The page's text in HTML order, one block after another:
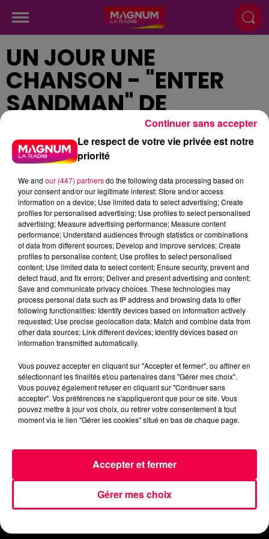
UN JOUR UNE
CHANSON - "ENTER
SANDMAN" DE
podcasts/2024/06/Un-jour-une-chanson-du-
mercredi-05-juin.mp3
ACCUEIL INFOS
EMISSIONS
AGENDA
JEUX
PODCASTS
CINÉMA
DIRECT VIDÉO
MAGNUM 80
NOUS CONTACTER
Le respect de votre vie privée est notre
priorité
We and our (447) partnersdo the following data processing based on
your consent and/or our legitimate interest: Store and/or access
information on a device; Use limited data to select advertising; Create
profiles for personalised advertising; Use profiles to select personalised
advertising; Measure advertising performance; Measure content
performance; Understand audiences through statistics or combinations
of data from different sources; Develop and improve services; Create
profiles to personalise content; Use profiles to select personalised
content; Use limited data to select content; Ensure security, prevent and
detect fraud, and fix errors; Deliver and present advertising and content;
Save and communicate privacy choices. These technologies may
process personal data such as IP address and browsing data to offer
following functionalities: Identify devices based on information actively
requested; Use precise geolocation data; Match and combine data from
other data sources; Link different devices; Identify devices based on
information transmitted automatically.
Vous pouvez accepter en cliquant sur "Accepter et fermer", ou affiner en
sélectionnant les finalités et/ou partenaires dans "Gérer mes choix".
Vous pouvez également refuser en cliquant sur "Continuer sans
accepter". Vos préférences ne s'appliqueront que pour ce site. Vous
pouvez mettre à jour vos choix, ou retirer votre consentement à tout
moment via le lien "Gérer les cookies" situé en bas de chaque page.
Gérer mes choix
Accepter et fermer
Continuer sans accepter